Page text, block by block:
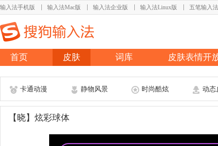
输入法手机版 输入法Mac版 输入法企业版 输入法Linux版 五笔输入法
首页 皮肤 词库 皮肤表情开
卡通动漫 静物风景 时尚酷炫 动态
【晓】炫彩球体